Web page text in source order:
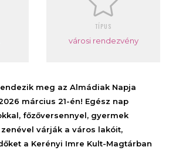
TÍPUS
városi rendezvény
meg az Almádiak Napja
március 21-én! Egész nap
főzőversennyel, gyermek
várják a város lakóit,
a Kerényi Imre Kult-Magtárban